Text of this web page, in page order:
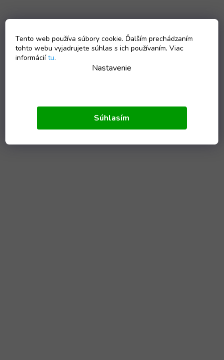
Tento web používa súbory cookie. Ďalším prechádzaním
tohto webu vyjadrujete súhlas s ich používaním. Viac
informáciítu.
Nastavenie
Súhlasím